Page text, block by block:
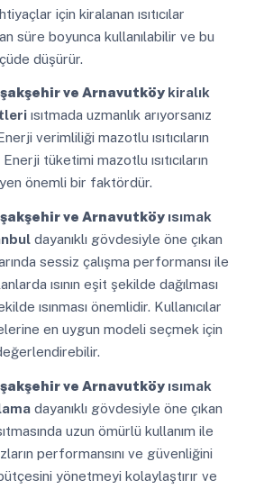
için kiralanan ısıtıcılar
süre boyunca kullanılabilir ve bu
düşürür.
ve Arnavutköykiralık
ısıtmada uzmanlık arıyorsanız
verimliliği mazotlu ısıtıcıların
tüketimi mazotlu ısıtıcıların
önemli bir faktördür.
ve Arnavutköyısımak
dayanıklı gövdesiyle öne çıkan
sessiz çalışma performansı ile
ısının eşit şekilde dağılması
ısınması önemlidir. Kullanıcılar
en uygun modeli seçmek için
ve Arnavutköyısımak
dayanıklı gövdesiyle öne çıkan
uzun ömürlü kullanım ile
performansını ve güvenliğini
yönetmeyi kolaylaştırır ve